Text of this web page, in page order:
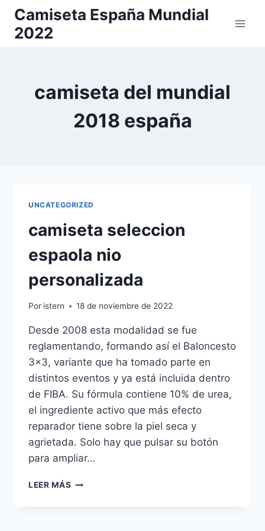
Saltar
contenido
Camiseta España Mundial
2022
camiseta del mundial
2018 españa
UNCATEGORIZED
camiseta seleccion
espaola nio
personalizada
Por istern 18 de noviembre de 2022
Desde 2008 esta modalidad se fue
reglamentando, formando así el Baloncesto
3×3, variante que ha tomado parte en
distintos eventos y ya está incluida dentro
de FIBA. Su fórmula contiene 10% de urea,
el ingrediente activo que más efecto
reparador tiene sobre la piel seca y
agrietada. Solo hay que pulsar su botón
para ampliar…
LEER MÁS CAMISETA